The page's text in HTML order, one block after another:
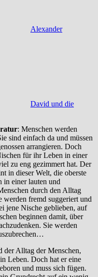
Alexander
David und die
: Menschen werden
sind einfach da und müssen
arrangieren. Doch
für ihr Leben in einer
zu eng gezimmert hat. Der
in dieser Welt, die oberste
in einer lauten und
durch den Alltag
werden fremd suggeriert und
jene Nische geblieben, auf
beginnen damit, über
Sie werden
der Alltag der Menschen,
Leben. Doch hat er eine
und muss sich fügen.